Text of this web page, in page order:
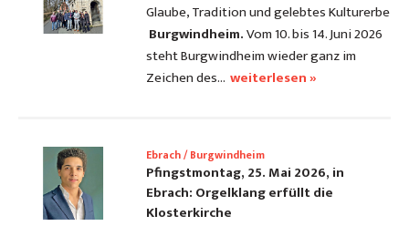
Glaube, Tradition und gelebtes Kulturerbe
Burgwindheim.Vom 10. bis 14. Juni 2026
steht Burgwindheim wieder ganz im
Zeichen des… weiterlesen »
Ebrach / Burgwindheim
Pfingstmontag, 25. Mai 2026, in
Ebrach: Orgelklang erfüllt die
Klosterkirche